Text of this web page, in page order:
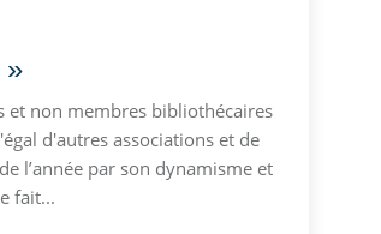
»
et non membres bibliothécaires
d'autres associations et de
l’année par son dynamisme et
fait...